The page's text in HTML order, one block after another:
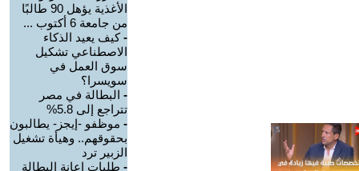
الأغذية يؤهل 90 طالبًا
من جامعة 6 أكتوب ...
-كيف يعيد الذكاء
الاصطناعي تشكيل
سوق العمل في
سويسرا؟
- البطالة في مصر
تتراجع إلى 5.8%
- موظفو -إيجز- يطالبون
بحقوقهم.. وهيأة تشغيل
الزبير ترد
- طلبات إعانة البطالة